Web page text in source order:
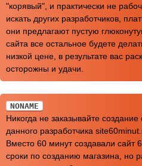
"корявый", и практически не
искать других разработчиков,
они предлагают пустую
сайта все остальное будете
низкой цене, в результате вас
осторожны и удачи.
NONAME
Никогда не заказывайте создание
данного разработчика
Вместо 60 минут создавали
сроки по созданию магазина, но